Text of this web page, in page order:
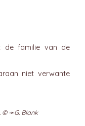
de familie van de
niet verwante
© ➛G. Blank